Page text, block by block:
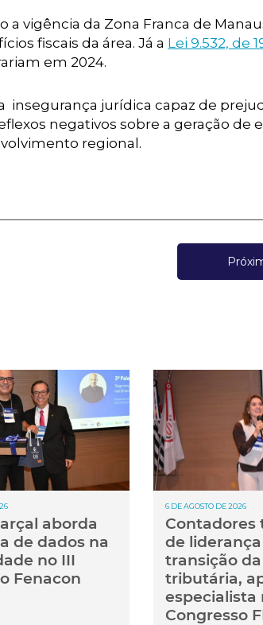
vigência da Zona Franca de
fiscais da área. Já a Lei 9.532, de
em 2024.
insegurança jurídica capaz de
negativos sobre a geração de
regional.
aborda
de dados na
no III
Fenacon
6 DE AGOSTO DE 2026
Contadores
de
transição
tributária,
especialista
Congresso